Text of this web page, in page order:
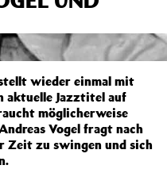
wieder einmal mit
aktuelle Jazztitel auf
möglicherweise
Vogel fragt nach
Zeit zu swingen und sich